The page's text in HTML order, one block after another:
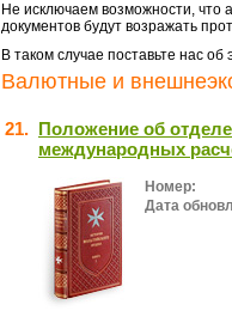
Не исключаем возможности, что
документов будут возражать
В таком случае поставьте нас
Валютные и
21. Положение об
международных
Номер:
Дата